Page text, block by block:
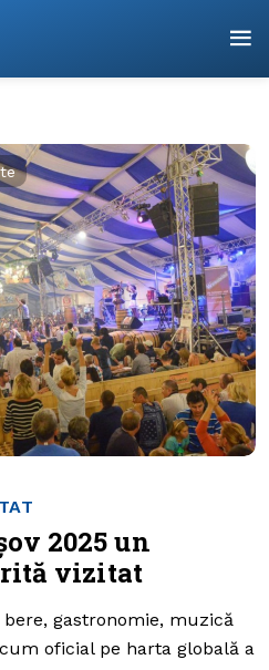
2025 un
vizitat
gastronomie, muzică
oficial pe harta globală a